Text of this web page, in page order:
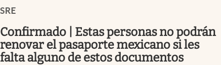
Pc y celular
Vida y estilo
SRE
Confirmado | Estas personas no podrán
renovar el pasaporte mexicano si les
falta alguno de estos documentos